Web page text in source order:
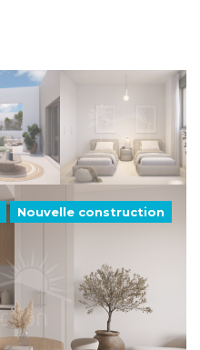
Nouvelle construction